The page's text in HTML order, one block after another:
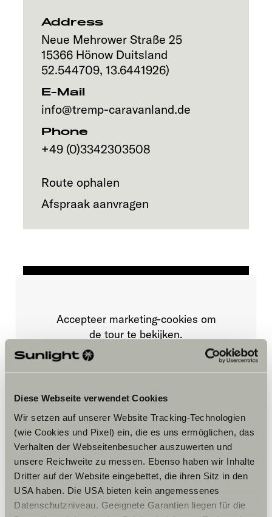
Diese Webseite verwendet Cookies
Wir setzen auf unserer Website Tracking-Technologien
(wie Cookies und Pixel) ein, die es uns ermöglichen, das
Verhalten der Webseitenbesucher auszuwerten und
unsere Reichweite zu messen. Ebenso haben wir Inhalte
Dritter auf der Website eingebettet, die ihren Sitz in den
USA haben. Die USA bieten kein angemessenes
Datenschutzniveau. Geeignete Garantien liegen für die
Address
Neue Mehrower Straße 25
15366 Hönow Duitsland
52.544709, 13.6441926)
E-Mail
info@tremp-caravanland.de
Phone
+49 (0)3342303508
Route ophalen
Afspraak aanvragen
Opening hours
Accepteer marketing-cookies om
de tour te bekijken.